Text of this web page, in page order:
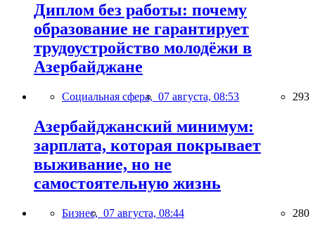
Диплом без работы: почему
образование не гарантирует
трудоустройство молодёжи в
Азербайджане
Социальная сфера, 07 августа, 08:53 293
Азербайджанский минимум:
зарплата, которая покрывает
выживание, но не
самостоятельную жизнь
Бизнес, 07 августа, 08:44 280